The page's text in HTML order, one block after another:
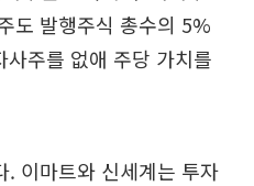
도 발행주식 총수의 5%
주를 없애 주당 가치를
. 이마트와 신세계는 투자